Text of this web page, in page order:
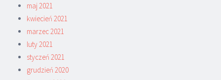
maj 2021
kwiecień 2021
marzec 2021
luty 2021
styczeń 2021
grudzień 2020